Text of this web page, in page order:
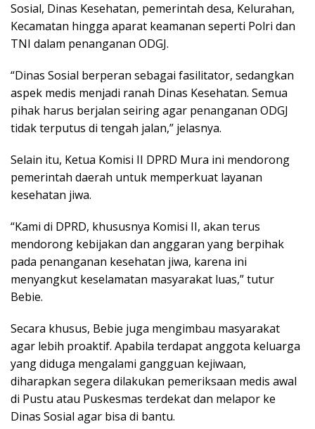
Sosial, Dinas Kesehatan, pemerintah desa, Kelurahan,
Kecamatan hingga aparat keamanan seperti Polri dan
TNI dalam penanganan ODGJ.
“Dinas Sosial berperan sebagai fasilitator, sedangkan
aspek medis menjadi ranah Dinas Kesehatan. Semua
pihak harus berjalan seiring agar penanganan ODGJ
tidak terputus di tengah jalan,” jelasnya.
Selain itu, Ketua Komisi II DPRD Mura ini mendorong
pemerintah daerah untuk memperkuat layanan
kesehatan jiwa.
“Kami di DPRD, khususnya Komisi II, akan terus
mendorong kebijakan dan anggaran yang berpihak
pada penanganan kesehatan jiwa, karena ini
menyangkut keselamatan masyarakat luas,” tutur
Bebie.
Secara khusus, Bebie juga mengimbau masyarakat
agar lebih proaktif. Apabila terdapat anggota keluarga
yang diduga mengalami gangguan kejiwaan,
diharapkan segera dilakukan pemeriksaan medis awal
di Pustu atau Puskesmas terdekat dan melapor ke
Dinas Sosial agar bisa di bantu.